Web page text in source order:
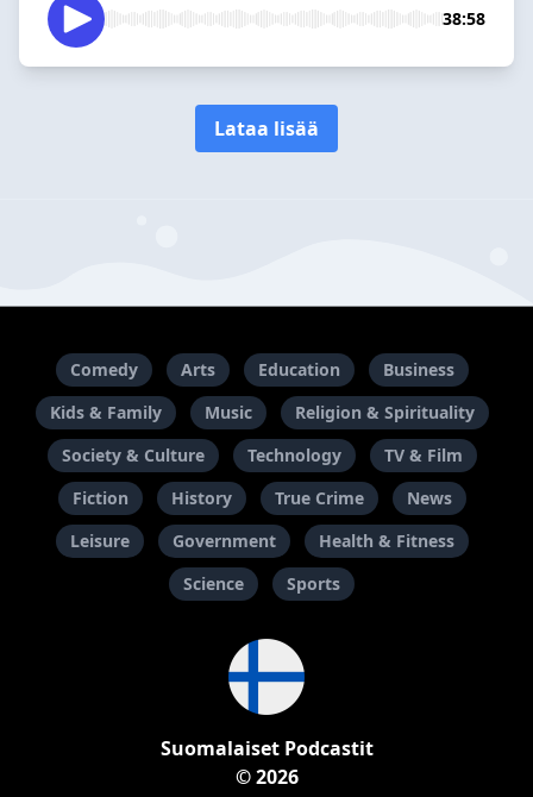
38:58
Lataa lisää
Comedy Arts Education
Business
Kids & Family
Music
Religion & Spirituality
Society & Culture
Technology
TV & Film
Fiction
History True Crime
News
Leisure
Government
Health & Fitness
Science
Sports
Suomalaiset Podcastit
© 2026